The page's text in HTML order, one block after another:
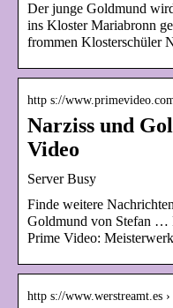
Der junge Goldmund
ins Kloster Mariabronn
frommen Klosterschüler
http s://
Narziss und
Video
Server Busy
Finde weitere
Goldmund von Stefan …
Prime Video:
http s://www.werstreamt.es